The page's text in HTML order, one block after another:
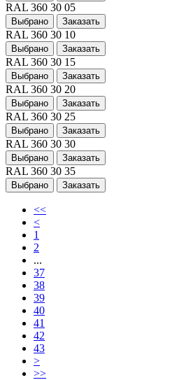
RAL 360 30 05
Выбрано Заказать
RAL 360 30 10
Выбрано Заказать
RAL 360 30 15
Выбрано Заказать
RAL 360 30 20
Выбрано Заказать
RAL 360 30 25
Выбрано Заказать
RAL 360 30 30
Выбрано Заказать
RAL 360 30 35
Выбрано Заказать
<<
<
1
2
...
37
38
39
40
41
42
43
>
>>